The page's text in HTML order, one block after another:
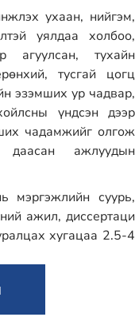
ухаан, нийгэм,
уялдаа холбоо,
агуулсан, тухайн
тусгай цогц
эзэмших ур чадвар,
үндсэн дээр
чадамжийг олгож
ажлуудын
мэргэжлийн суурь,
ажил, диссертаци
хугацаа 2.5-4